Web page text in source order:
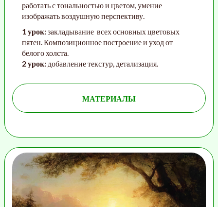
работать с тональностью и цветом, умение
изображать воздушную перспективу.
1 урок:закладывание всех основных цветовых
пятен. Композиционное построение и уход от
белого холста.
2 урок: добавление текстур, детализация.
МАТЕРИАЛЫ